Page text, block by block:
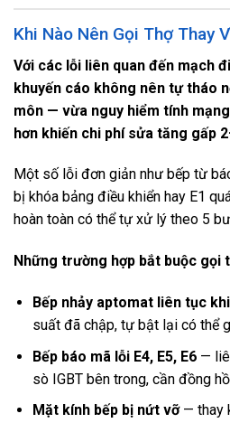
Khi Nào Nên Gọi Thợ Thay
Với các lỗi liên quan đến mạch
khuyến cáo không nên tự tháo
môn — vừa nguy hiểm tính
hơn khiến chi phí sửa tăng gấp
Một số lỗi đơn giản như bếp từ
bị khóa bảng điều khiển hay E1
hoàn toàn có thể tự xử lý theo 5
Những trường hợp bắt buộc gọi
Bếp nhảy aptomat liên tục
suất đã chập, tự bật lại có thể
Bếp báo mã lỗi E4, E5, E6—
sò IGBT bên trong, cần đồng
Mặt kính bếp bị nứt vỡ— thay